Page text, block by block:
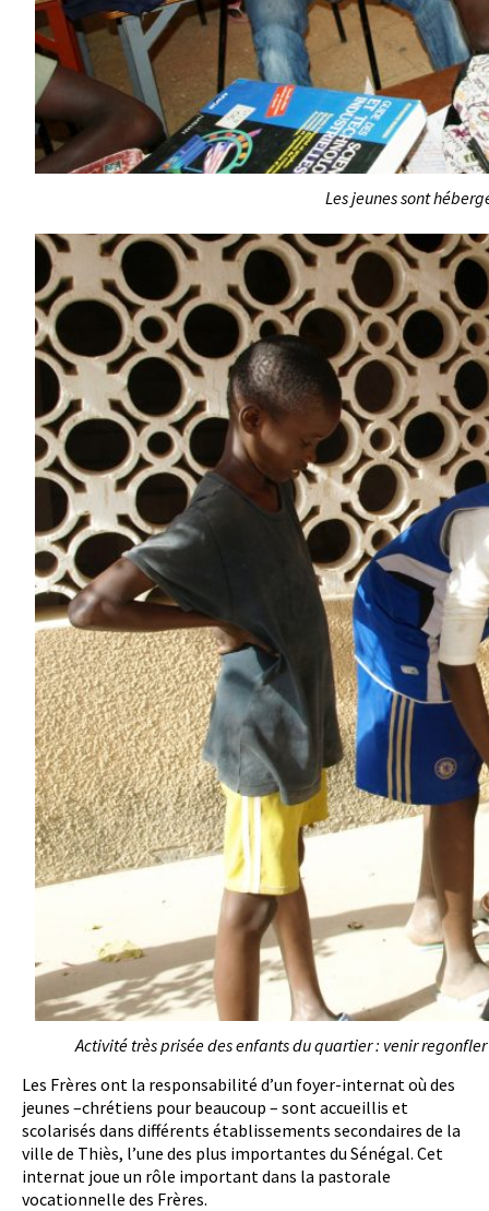
Les jeunes sont
Activité très prisée des enfants du quartier : venir
Les Frères ont la responsabilité d’un foyer-internat où des
jeunes –chrétiens pour beaucoup – sont accueillis et
scolarisés dans différents établissements secondaires de la
ville de Thiès, l’une des plus importantes du Sénégal. Cet
internat joue un rôle important dans la pastorale
vocationnelle des Frères.